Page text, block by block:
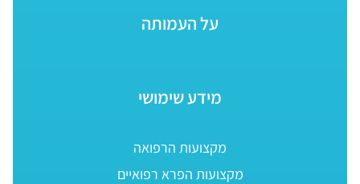
על העמותה
מידע שימושי
מקצועות הרפואה
מקצועות הפרא רפואיים